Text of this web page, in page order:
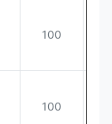
100
100